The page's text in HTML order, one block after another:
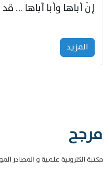
إنّ أباها وأبا أباها …
المزید
مرجح
مكتبة الكترونية علمية و المصادر